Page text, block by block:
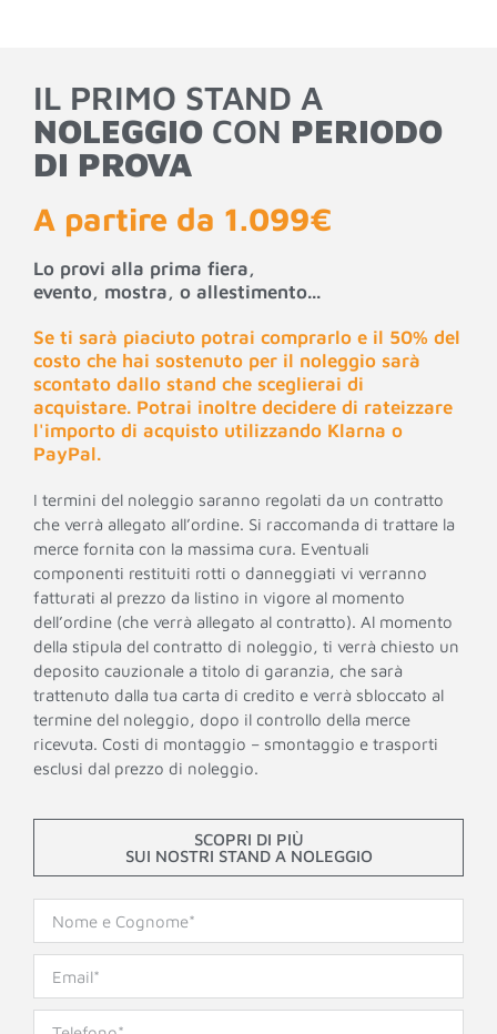
IL PRIMO STAND A
NOLEGGIO CON PERIODO
DI PROVA
A partire da 1.099€
Lo provi alla prima fiera,
evento, mostra, o allestimento...
Se ti sarà piaciuto potrai comprarlo e il 50% del
costo che hai sostenuto per il noleggio sarà
scontato dallo stand che sceglierai di
acquistare. Potrai inoltre decidere di rateizzare
l'importo di acquisto utilizzando Klarna o
PayPal.
I termini del noleggio saranno regolati da un contratto
che verrà allegato all’ordine. Si raccomanda di trattare la
merce fornita con la massima cura. Eventuali
componenti restituiti rotti o danneggiati vi verranno
fatturati al prezzo da listino in vigore al momento
dell’ordine (che verrà allegato al contratto). Al momento
della stipula del contratto di noleggio, ti verrà chiesto un
deposito cauzionale a titolo di garanzia, che sarà
trattenuto dalla tua carta di credito e verrà sbloccato al
termine del noleggio, dopo il controllo della merce
ricevuta. Costi di montaggio – smontaggio e trasporti
esclusi dal prezzo di noleggio.
SCOPRI DI PIÙ
SUI NOSTRI STAND A NOLEGGIO